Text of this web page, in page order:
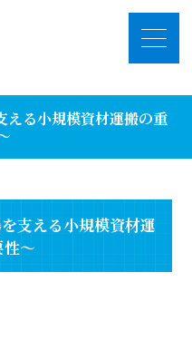
える小規模資材運搬の重
支える小規模資材運
～